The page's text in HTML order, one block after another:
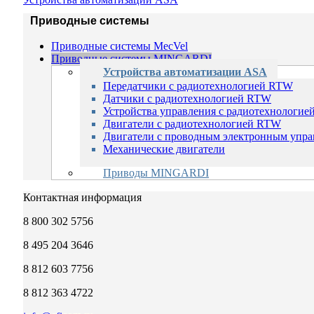
Приводные системы
Приводные системы MecVel
Приводные сиcтемы MINGARDI
Устройства автоматизации ASA
Передатчики с радиотехнологией RTW
Датчики с радиотехнологией RTW
Устройства управления с
Двигатели с радиотехнологией RTW
Двигатели с проводным электронным
Механические двигатели
Приводы MINGARDI
Контактная информация
8 800 302 5756
8 495 204 3646
8 812 603 7756
8 812 363 4722